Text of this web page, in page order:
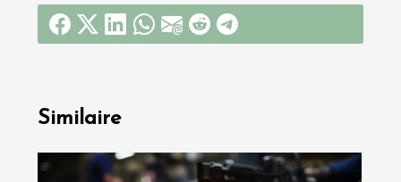
Similaire